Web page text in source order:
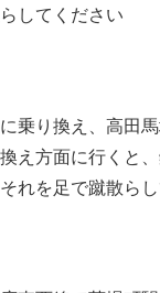
してください
乗り換え、高田
え方面に行くと
れを足で蹴散ら